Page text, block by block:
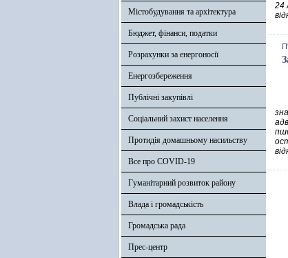
Містобудування та архітектура
Бюджет, фінанси, податки
Розрахунки за енергоносії
Енергозбереження
Публічні закупівлі
Соціальний захист населення
Протидія домашньому насильству
Все про COVID-19
Гуманітарний розвиток району
Влада і громадськість
Громадська рада
Прес-центр
24